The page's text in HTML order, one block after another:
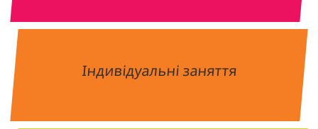
Індивідуальні заняття